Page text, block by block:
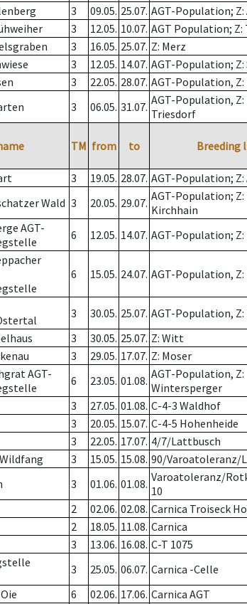
3 09.05. 25.07. AGT-Population; Z:
3 12.05. 10.07. AGT Population; Z:
3 16.05. 25.07. Z: Merz
3 12.05. 14.07. AGT-Population;
3 22.05. 28.07. AGT-Population,
3 06.05. 31.07. AGT-Population, Z:
Triesdorf
TM from to Breeding
3 19.05. 28.07. AGT-Population; Z:
Wald 3 20.05. 29.07. AGT-Population; Z:
Kirchhain
AGT-
6 12.05. 14.07. AGT-Population;
6 15.05. 24.07. AGT-Population, Z:
3 30.05. 25.07. AGT-Population, Z:
3 30.05. 25.07. Z: Witt
3 29.05. 17.07. Z: Moser
AGT-
6 23.05. 01.08. AGT-Population, Z:
Wintersperger
3 27.05. 01.08. C-4-3 Waldhof
3 20.05. 15.07. C-4-5 Hohenheide
3 22.05. 17.07. 4/7/Lattbusch
3 15.05. 15.08. 90/Varoatoleranz/
3 01.06. 01.08. Varoatoleranz/
10
2 02.06. 02.08. Carnica Troiseck
2 18.05. 11.08. Carnica
3 13.06. 16.08. C-T 1075
3 25.05. 06.07. Carnica -Celle
6 02.06. 17.06. Carnica AGT